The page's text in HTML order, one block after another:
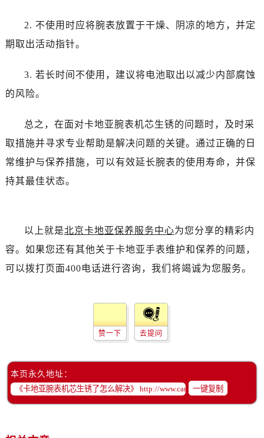
2. 不使用时应将腕表放置于干燥、阴凉的地方，并定
期取出活动指针。
3. 若长时间不使用，建议将电池取出以减少内部腐蚀
的风险。
总之，在面对卡地亚腕表机芯生锈的问题时，及时采
取措施并寻求专业帮助是解决问题的关键。通过正确的日
常维护与保养措施，可以有效延长腕表的使用寿命，并保
持其最佳状态。
以上就是北京卡地亚保养服务中心为您分享的精彩内
容。如果您还有其他关于卡地亚手表维护和保养的问题，
可以拨打页面400电话进行咨询，我们将竭诚为您服务。
赞一下 去提问
本页永久地址：
一键复制